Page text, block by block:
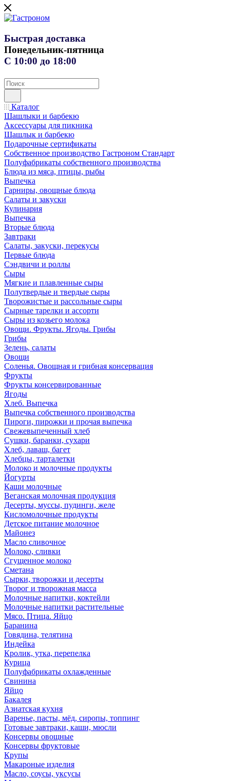
Быстрая доставка
Понедельник-пятница
С 10:00 до 18:00
Каталог
Шашлыки и барбекю
Аксессуары для пикника
Шашлык и барбекю
Подарочные сертификаты
Собственное производство Гастроном Стандарт
Полуфабрикаты собственного производства
Блюда из мяса, птицы, рыбы
Выпечка
Гарниры, овощные блюда
Салаты и закуски
Кулинария
Выпечка
Вторые блюда
Завтраки
Салаты, закуски, перекусы
Первые блюда
Сэндвичи и роллы
Сыры
Мягкие и плавленные сыры
Полутвердые и твердые сыры
Творожистые и рассольные сыры
Сырные тарелки и ассорти
Сыры из козьего молока
Овощи. Фрукты. Ягоды. Грибы
Грибы
Зелень, салаты
Овощи
Соленья. Овощная и грибная консервация
Фрукты
Фрукты консервированные
Ягоды
Хлеб. Выпечка
Выпечка собственного производства
Пироги, пирожки и прочая выпечка
Свежевыпеченный хлеб
Сушки, баранки, сухари
Хлеб, лаваш, багет
Хлебцы, тарталетки
Молоко и молочные продукты
Йогурты
Каши молочные
Веганская молочная продукция
Десерты, муссы, пудинги, желе
Кисломолочные продукты
Детское питание молочное
Майонез
Масло сливочное
Молоко, сливки
Сгущенное молоко
Сметана
Сырки, творожки и десерты
Творог и творожная масса
Молочные напитки, коктейли
Молочные напитки растительные
Мясо. Птица. Яйцо
Баранина
Говядина, телятина
Индейка
Кролик, утка, перепелка
Курица
Полуфабрикаты охлажденные
Свинина
Яйцо
Бакалея
Азиатская кухня
Варенье, пасты, мёд, сиропы, топпинг
Готовые завтраки, каши, мюсли
Консервы овощные
Консервы фруктовые
Крупы
Макароные изделия
Масло, соусы, уксусы